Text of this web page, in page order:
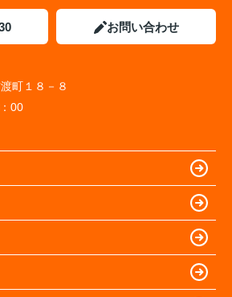
お問い合わせ
町１８－８
00